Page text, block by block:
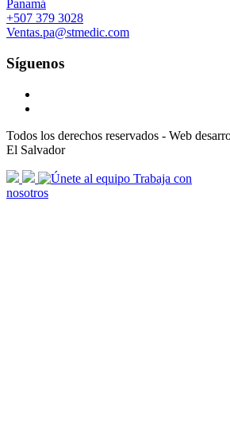
Panamá
+507 379 3028
Ventas.pa@stmedic.com
Síguenos
Todos los derechos reservados - Web
El Salvador
scroll
arrow
Trabaja con
nosotros